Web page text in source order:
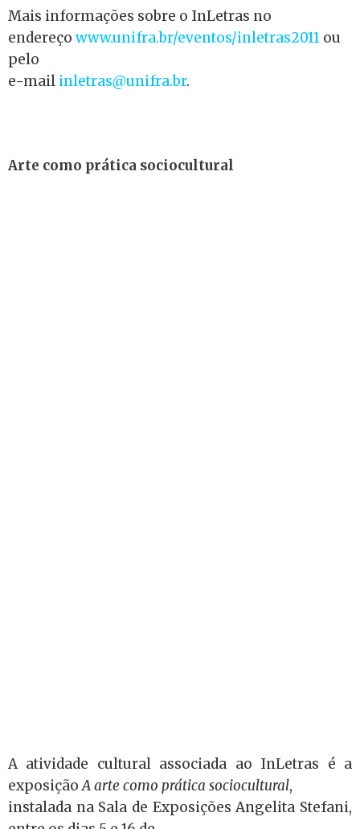
Mais informações sobre o InLetras no
endereço www.unifra.br/eventos/inletras2011 ou
pelo
e-mail inletras@unifra.br.
Arte como prática sociocultural
A atividade cultural associada ao InLetras é a
exposiçãoAarte como prática sociocultural,
instalada na Sala de Exposições Angelita Stefani,